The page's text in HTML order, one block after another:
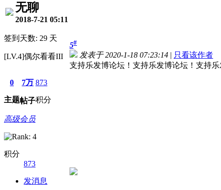
无聊
2018-7-21 05:11
签到天数: 29 天
[LV.4]偶尔看看III
0
主题
7万
帖子
873
积分
高级会员
积分
873
发消息
5#
发表于 2020-1-18 07:23:14 | 只看该作者
支持乐发博论坛！支持乐发博论坛！支持